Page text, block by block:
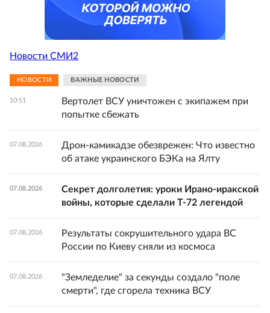
Новости СМИ2
НОВОСТИ ВАЖНЫЕ НОВОСТИ
10:51
Вертолет ВСУ уничтожен с экипажем при
попытке сбежать
07.08.2026
Дрон-камикадзе обезврежен: Что известно
об атаке украинского БЭКа на Ялту
07.08.2026
Секрет долголетия: уроки Ирано-иракской
войны, которые сделали Т-72 легендой
07.08.2026
Результаты сокрушительного удара ВС
России по Киеву сняли из космоса
07.08.2026
"Земледелие" за секунды создало "поле
смерти", где сгорела техника ВСУ